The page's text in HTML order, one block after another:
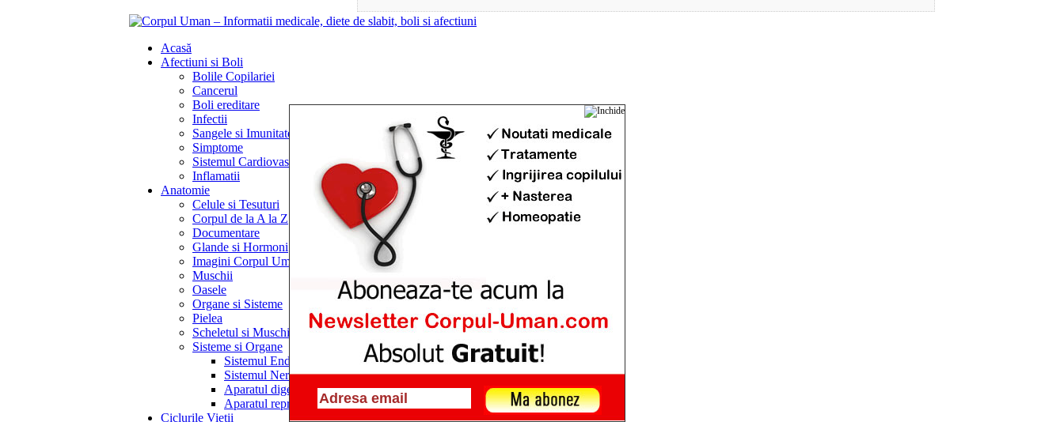
Acasă
Afectiuni si Boli
Bolile Copilariei
Cancerul
Boli ereditare
Infectii
Sangele si Imunitatea
Simptome
Sistemul Cardiovascular
Inflamatii
Anatomie
Celule si Tesuturi
Corpul de la A la Z
Documentare
Glande si Hormoni
Imagini Corpul Uman
Muschii
Oasele
Organe si Sisteme
Pielea
Scheletul si Muschii
Sisteme si Organe
Sistemul Endocrin
Sistemul Nervos
Aparatul digestiv
Aparatul reproducator
Ciclurile Vietii